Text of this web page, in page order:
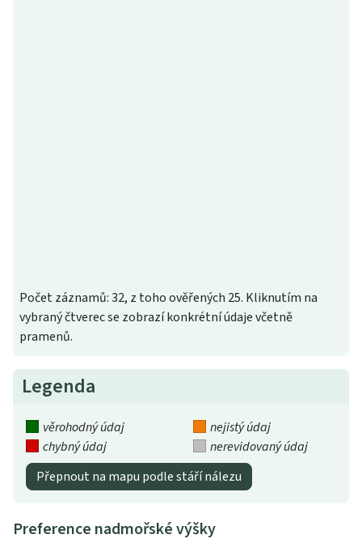
Počet záznamů: 32, z toho ověřených 25. Kliknutím na
vybraný čtverec se zobrazí konkrétní údaje včetně
pramenů.
Legenda
věrohodný údaj
nejistý údaj
chybný údaj
nerevidovaný údaj
Přepnout na mapu podle stáří nálezu
Preference nadmořské výšky